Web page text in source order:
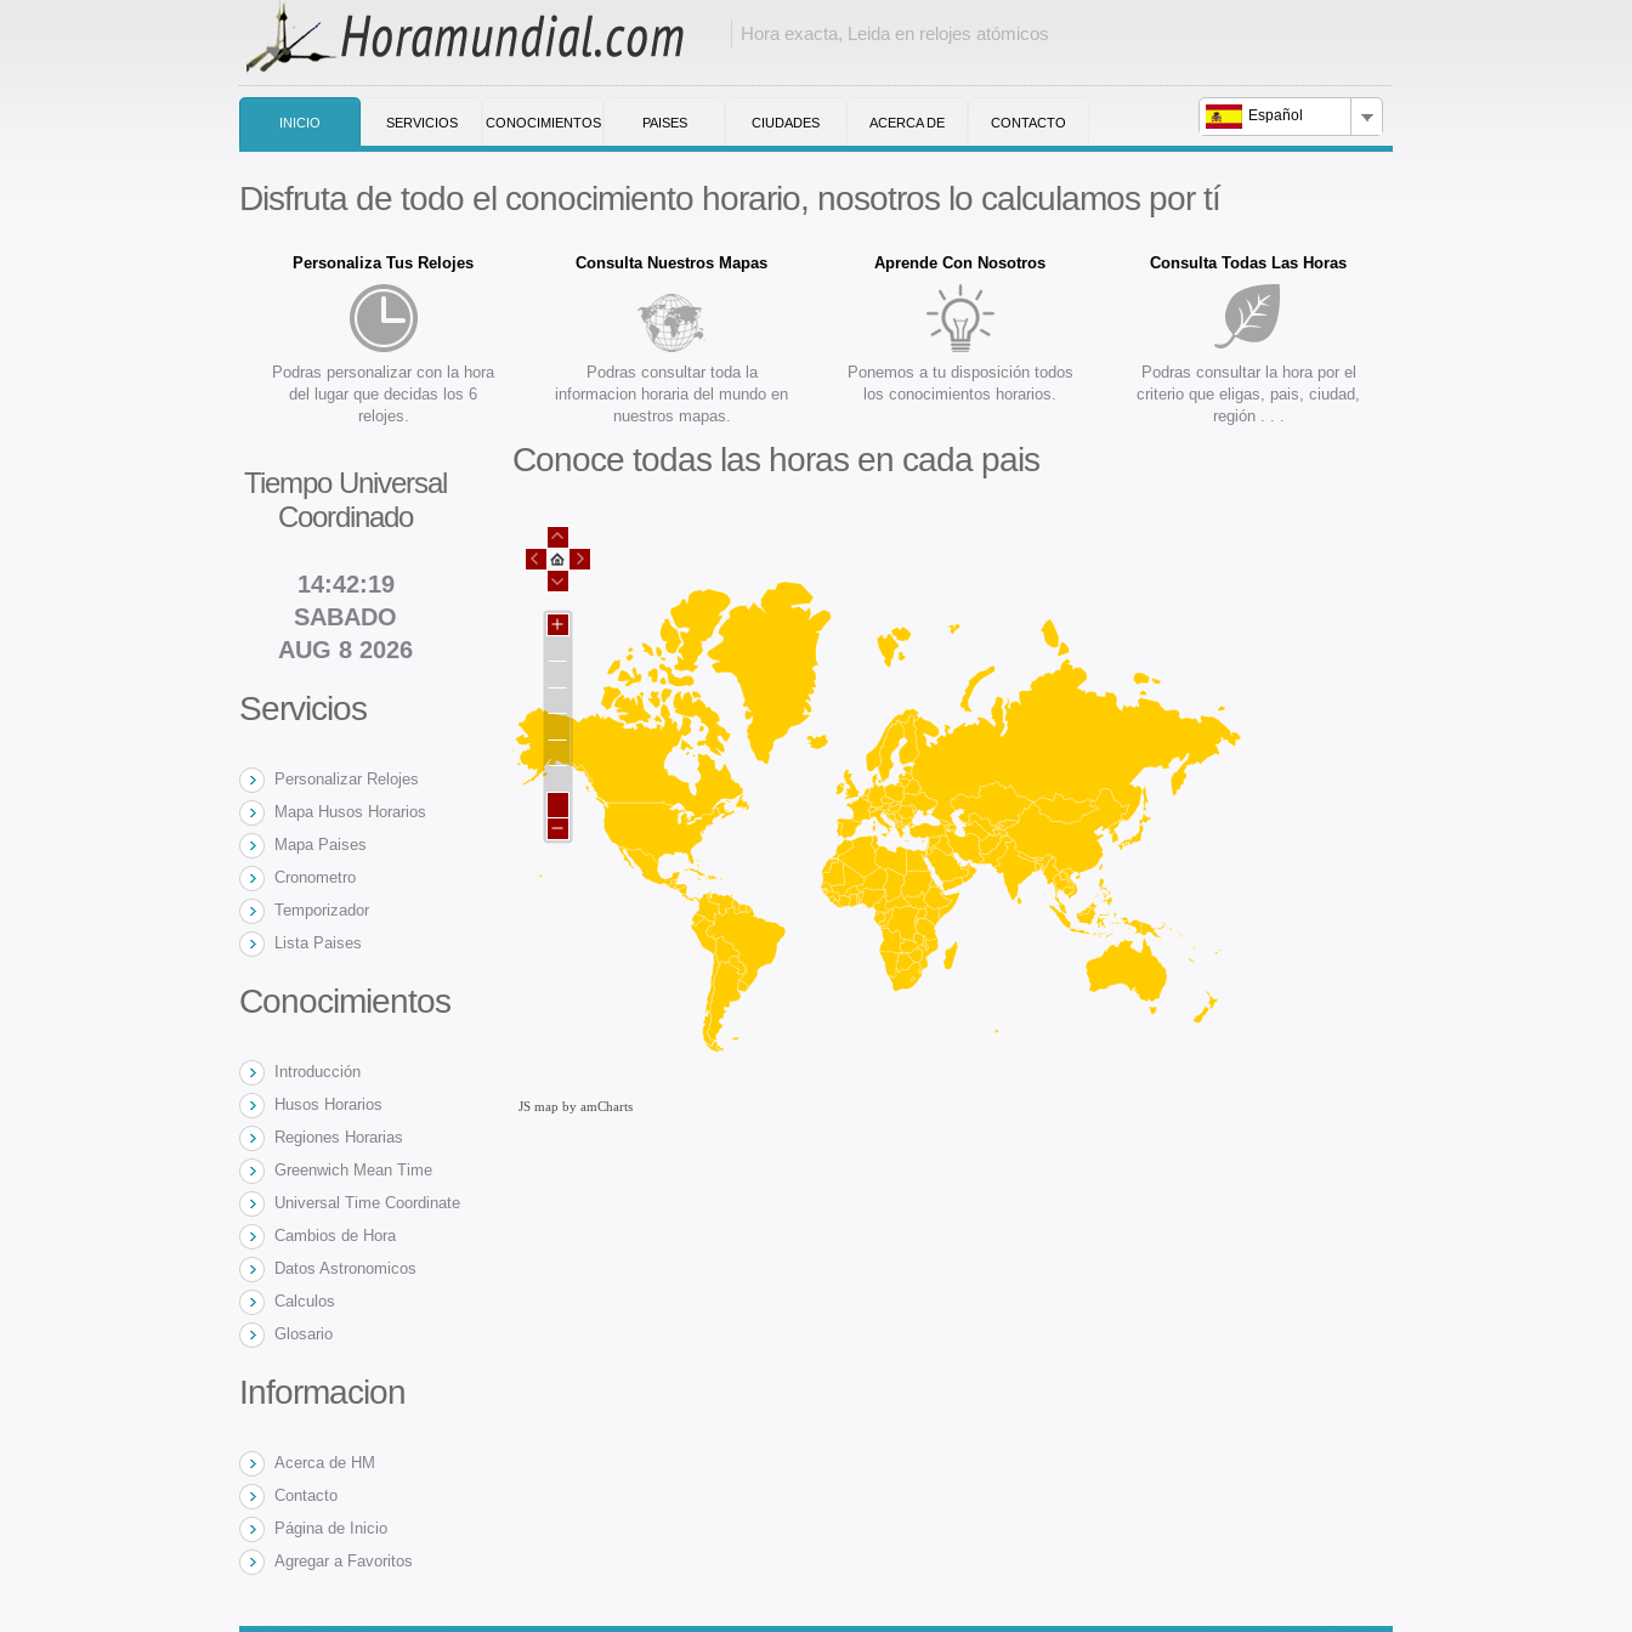
Hora exacta, Leida en relojes atómicos
INICIO SERVICIOS CONOCIMIENTOS PAISES CIUDADES ACERCA DE CONTACTO Español
Disfruta de todo el conocimiento horario, nosotros lo calculamos por tí
Personaliza Tus Relojes
Podras personalizar con la hora
del lugar que decidas los 6
relojes.
Consulta Nuestros Mapas
Podras consultar toda la
informacion horaria del mundo en
nuestros mapas.
Aprende Con Nosotros
Ponemos a tu disposición todos
los conocimientos horarios.
Consulta Todas Las Horas
Podras consultar la hora por el
criterio que eligas, pais, ciudad,
región . . .
Tiempo Universal
Coordinado
14:42:19
SABADO
AUG 8 2026
Servicios
Personalizar Relojes
Mapa Husos Horarios
Mapa Paises
Cronometro
Temporizador
Lista Paises
Conocimientos
Introducción
Husos Horarios
Regiones Horarias
Greenwich Mean Time
Universal Time Coordinate
Cambios de Hora
Datos Astronomicos
Calculos
Glosario
Informacion
Acerca de HM
Contacto
Página de Inicio
Agregar a Favoritos
Conoce todas las horas en cada pais
JS map by amCharts